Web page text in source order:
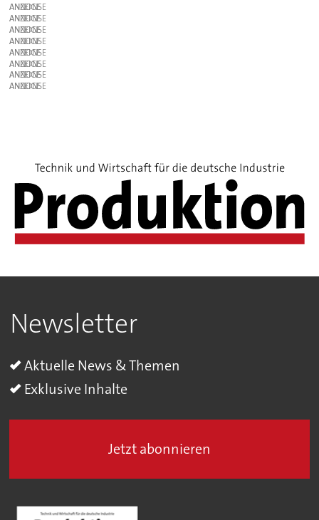
ANZEIGE
ANZEIGE
ANZEIGE
ANZEIGE
ANZEIGE
ANZEIGE
ANZEIGE
ANZEIGE
Newsletter
Aktuelle News & Themen
Exklusive Inhalte
Jetzt abonnieren